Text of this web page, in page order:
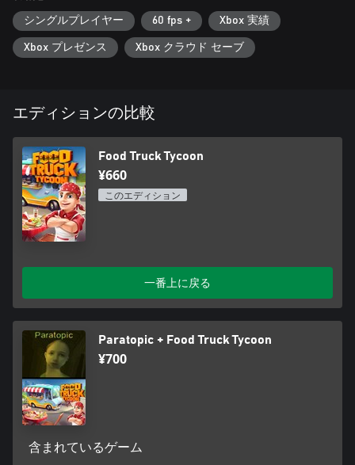
シングルプレイヤー 60 fps + Xbox 実績
Xbox プレゼンス Xbox クラウド セーブ
エディションの比較
Food Truck Tycoon
¥660
このエディション
一番上に戻る
Paratopic + Food Truck Tycoon
¥700
含まれているゲーム